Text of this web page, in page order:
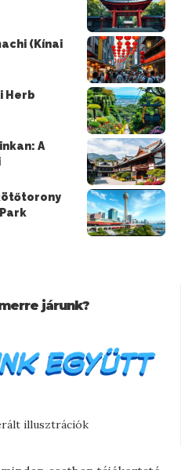
(Kínai
Herb
A
járunk?
illusztrációk